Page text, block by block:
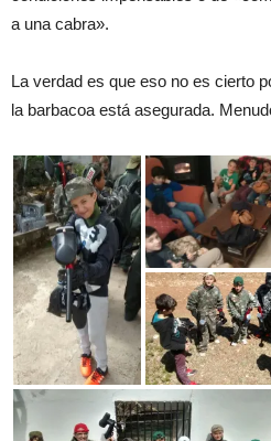
a una cabra».
La verdad es que eso no es cierto
la barbacoa está asegurada.